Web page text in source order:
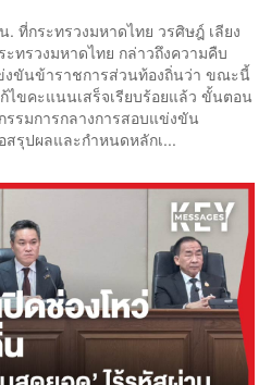
ที่กระทรวงมหาดไทย วรศิษฎ์ เลียง
ทรวงมหาดไทย กล่าวถึงความคืบ
ขันข้าราชการส่วนท้องถิ่นว่า ขณะนี้
ไขคะแนนเสร็จเรียบร้อยแล้ว ขั้นตอน
รมการกลางการสอบแข่งขัน
รุปผลและกำหนดหลักเ...